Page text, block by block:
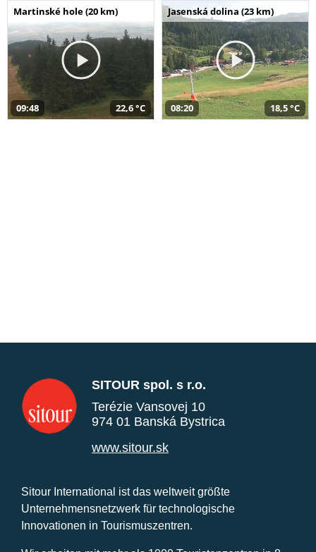
Martinské hole (20 km)
09:48 22,6 °C
Jasenská dolina (23 km)
08:20 18,5 °C
SITOUR spol. s r.o.
Terézie Vansovej 10
974 01 Banská Bystrica
www.sitour.sk
Sitour International ist das weltweit größte
Unternehmensnetzwerk für technologische
Innovationen in Tourismuszentren.